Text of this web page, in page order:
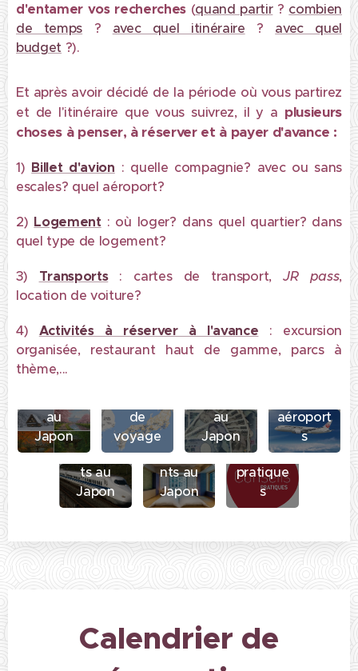
d'entamer vos recherches (quand partir? combien
de temps ? avec quel itinéraire ? avec quel
budget ?).
Et après avoir décidé de la période où vous partirez
et de l'itinéraire que vous suivrez, il y a plusieurs
choses à penser, à réserver et à payer d'avance :
1) Billet d'avion : quelle compagnie? avec ou sans
escales? quel aéroport?
2) Logement: où loger? dans quel quartier? dans
quel type de logement?
3) Transports : cartes de transport,JR pass,
location de voiture?
4) Activités à réserver à l'avance :
excursion
organisée, restaurant haut de gamme, parcs à
thème,...
au
Japon
de
voyage
au
Japon
Billet
aéroport
s
Transpor
ts au
Japon
Logeme
nts au
Japon
Conseils
pratique
s
Calendrier de